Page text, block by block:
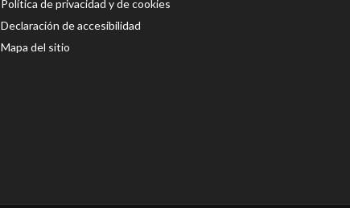
Política de privacidad y de cookies
Declaración de accesibilidad
Mapa del sitio